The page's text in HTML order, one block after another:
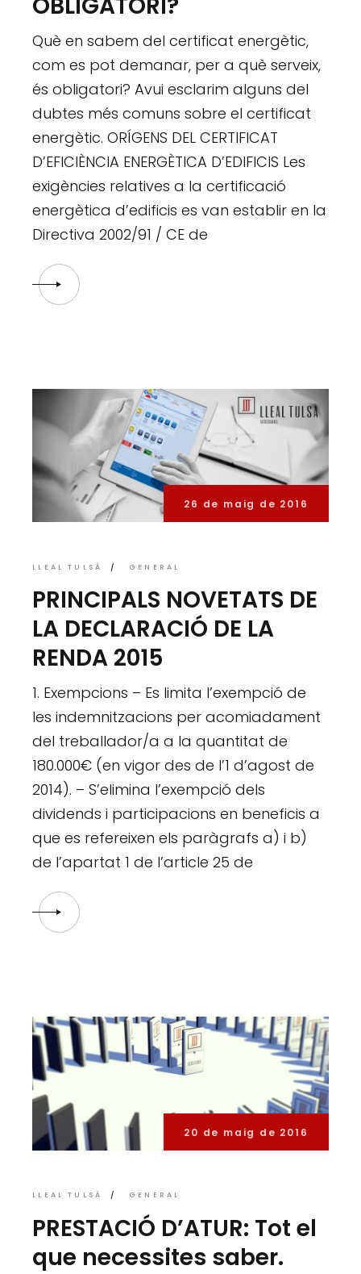
Què en sabem del certificat energètic,
com es pot demanar, per a què serveix,
és obligatori? Avui esclarim alguns del
dubtes més comuns sobre el certificat
energètic. ORÍGENS DEL CERTIFICAT
D’EFICIÈNCIA ENERGÈTICA D’EDIFICIS Les
exigències relatives a la certificació
energètica d’edificis es van establir en la
Directiva 2002/91 / CE de
26 de maig de 2016
LLEAL TULSÀ GENERAL
PRINCIPALS NOVETATS DE
LA DECLARACIÓ DE LA
RENDA 2015
1. Exempcions – Es limita l’exempció de
les indemnitzacions per acomiadament
del treballador/a a la quantitat de
180.000€ (en vigor des de l’1 d’agost de
2014). – S’elimina l’exempció dels
dividends i participacions en beneficis a
que es refereixen els paràgrafs a) i b)
de l’apartat 1 de l’article 25 de
20 de maig de 2016
LLEAL TULSÀ GENERAL
PRESTACIÓ D’ATUR: Tot el
que necessites saber.